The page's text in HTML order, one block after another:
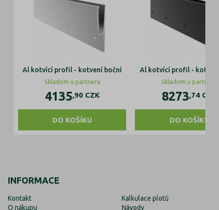
Al kotvící profil - kotvení boční
Skladom u partnera
4135,90 CZK
DO KOŠÍKU
Al kotvící profil -
Skladom u partnera
8273,74 CZK
DO KOŠÍKU
INFORMACE
Kontakt
O nákupu
Kalkulace plotů
Návody